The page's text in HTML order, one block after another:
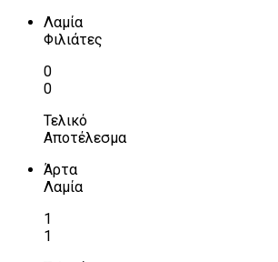
Λαμία
Φιλιάτες
0
0
Τελικό
Αποτέλεσμα
Άρτα
Λαμία
1
1